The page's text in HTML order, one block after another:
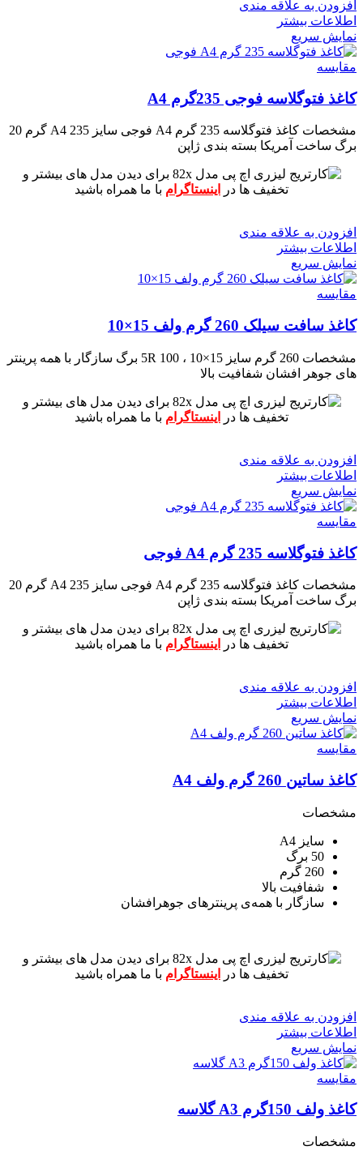
افزودن به علاقه مندی
اطلاعات بیشتر
نمایش سریع
مقايسه
کاغذ فتوگلاسه فوجی 235گرم A4
مشخصات کاغذ فتوگلاسه 235 گرم A4 فوجی سایز A4 235 گرم
20
برگ ساخت آمریکا بسته بندی ژاپن
برای دیدن مدل های بیشتر و
تخفیف ها در
اینستاگرام با ما همراه باشید
افزودن به علاقه مندی
اطلاعات بیشتر
نمایش سریع
مقايسه
کاغذ سافت سیلک 260 گرم ولف 15×10
مشخصات 260 گرم سایز 15×10 ، 5R 100 برگ
سازگار با همه پرینتر
های جوهر افشان شفافیت بالا
برای دیدن مدل های بیشتر و
تخفیف ها در
اینستاگرام با ما همراه باشید
افزودن به علاقه مندی
اطلاعات بیشتر
نمایش سریع
مقايسه
کاغذ فتوگلاسه 235 گرم A4 فوجی
مشخصات کاغذ فتوگلاسه 235 گرم A4 فوجی سایز A4 235 گرم
20
برگ ساخت آمریکا بسته بندی ژاپن
برای دیدن مدل های بیشتر و
تخفیف ها در
اینستاگرام با ما همراه باشید
افزودن به علاقه مندی
اطلاعات بیشتر
نمایش سریع
مقايسه
کاغذ ساتین 260 گرم ولف A4
مشخصات
سایز A4
50 برگ
260 گرم
شفافیت بالا
سازگار با همه‌ی پرینترهای جوهرافشان
برای دیدن مدل های بیشتر و
تخفیف ها در
اینستاگرام با ما همراه باشید
افزودن به علاقه مندی
اطلاعات بیشتر
نمایش سریع
مقايسه
کاغذ ولف 150گرم A3 گلاسه
مشخصات